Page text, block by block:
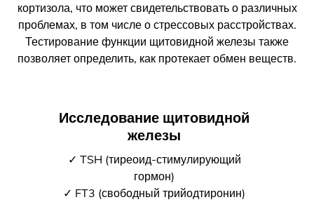
кортизола, что может свидетельствовать о различных
проблемах, в том числе о стрессовых расстройствах.
Тестирование функции щитовидной железы также
позволяет определить, как протекает обмен веществ.
Исследование щитовидной
железы
✓ TSH (тиреоид-стимулирующий
гормон)
✓ FT3 (свободный трийодтиронин)